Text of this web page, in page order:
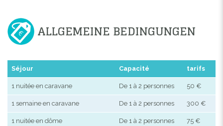
ALLGEMEINE BEDINGUNGEN
Séjour Capacité tarifs
1 nuitée en caravane De 1 à 2 personnes 50 €
1 semaine en caravane De 1 à 2 personnes 300 €
1 nuitée en dôme De 1 à 2 personnes 75 €